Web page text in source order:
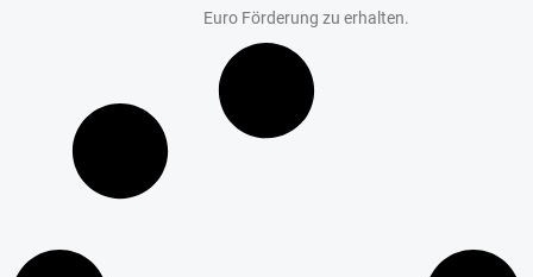
Euro Förderung zu erhalten.